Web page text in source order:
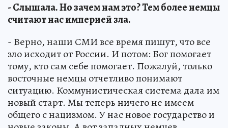
- Слышала. Но зачем нам это? Тем более немцы
считают нас империей зла.
- Верно, наши СМИ все время пишут, что все
зло исходит от России. И потом: Бог помогает
тому, кто сам себе помогает. Пожалуй, только
восточные немцы отчетливо понимают
ситуацию. Коммунистическая система дала им
новый старт. Мы теперь ничего не имеем
общего с нацизмом. У нас новое государство и